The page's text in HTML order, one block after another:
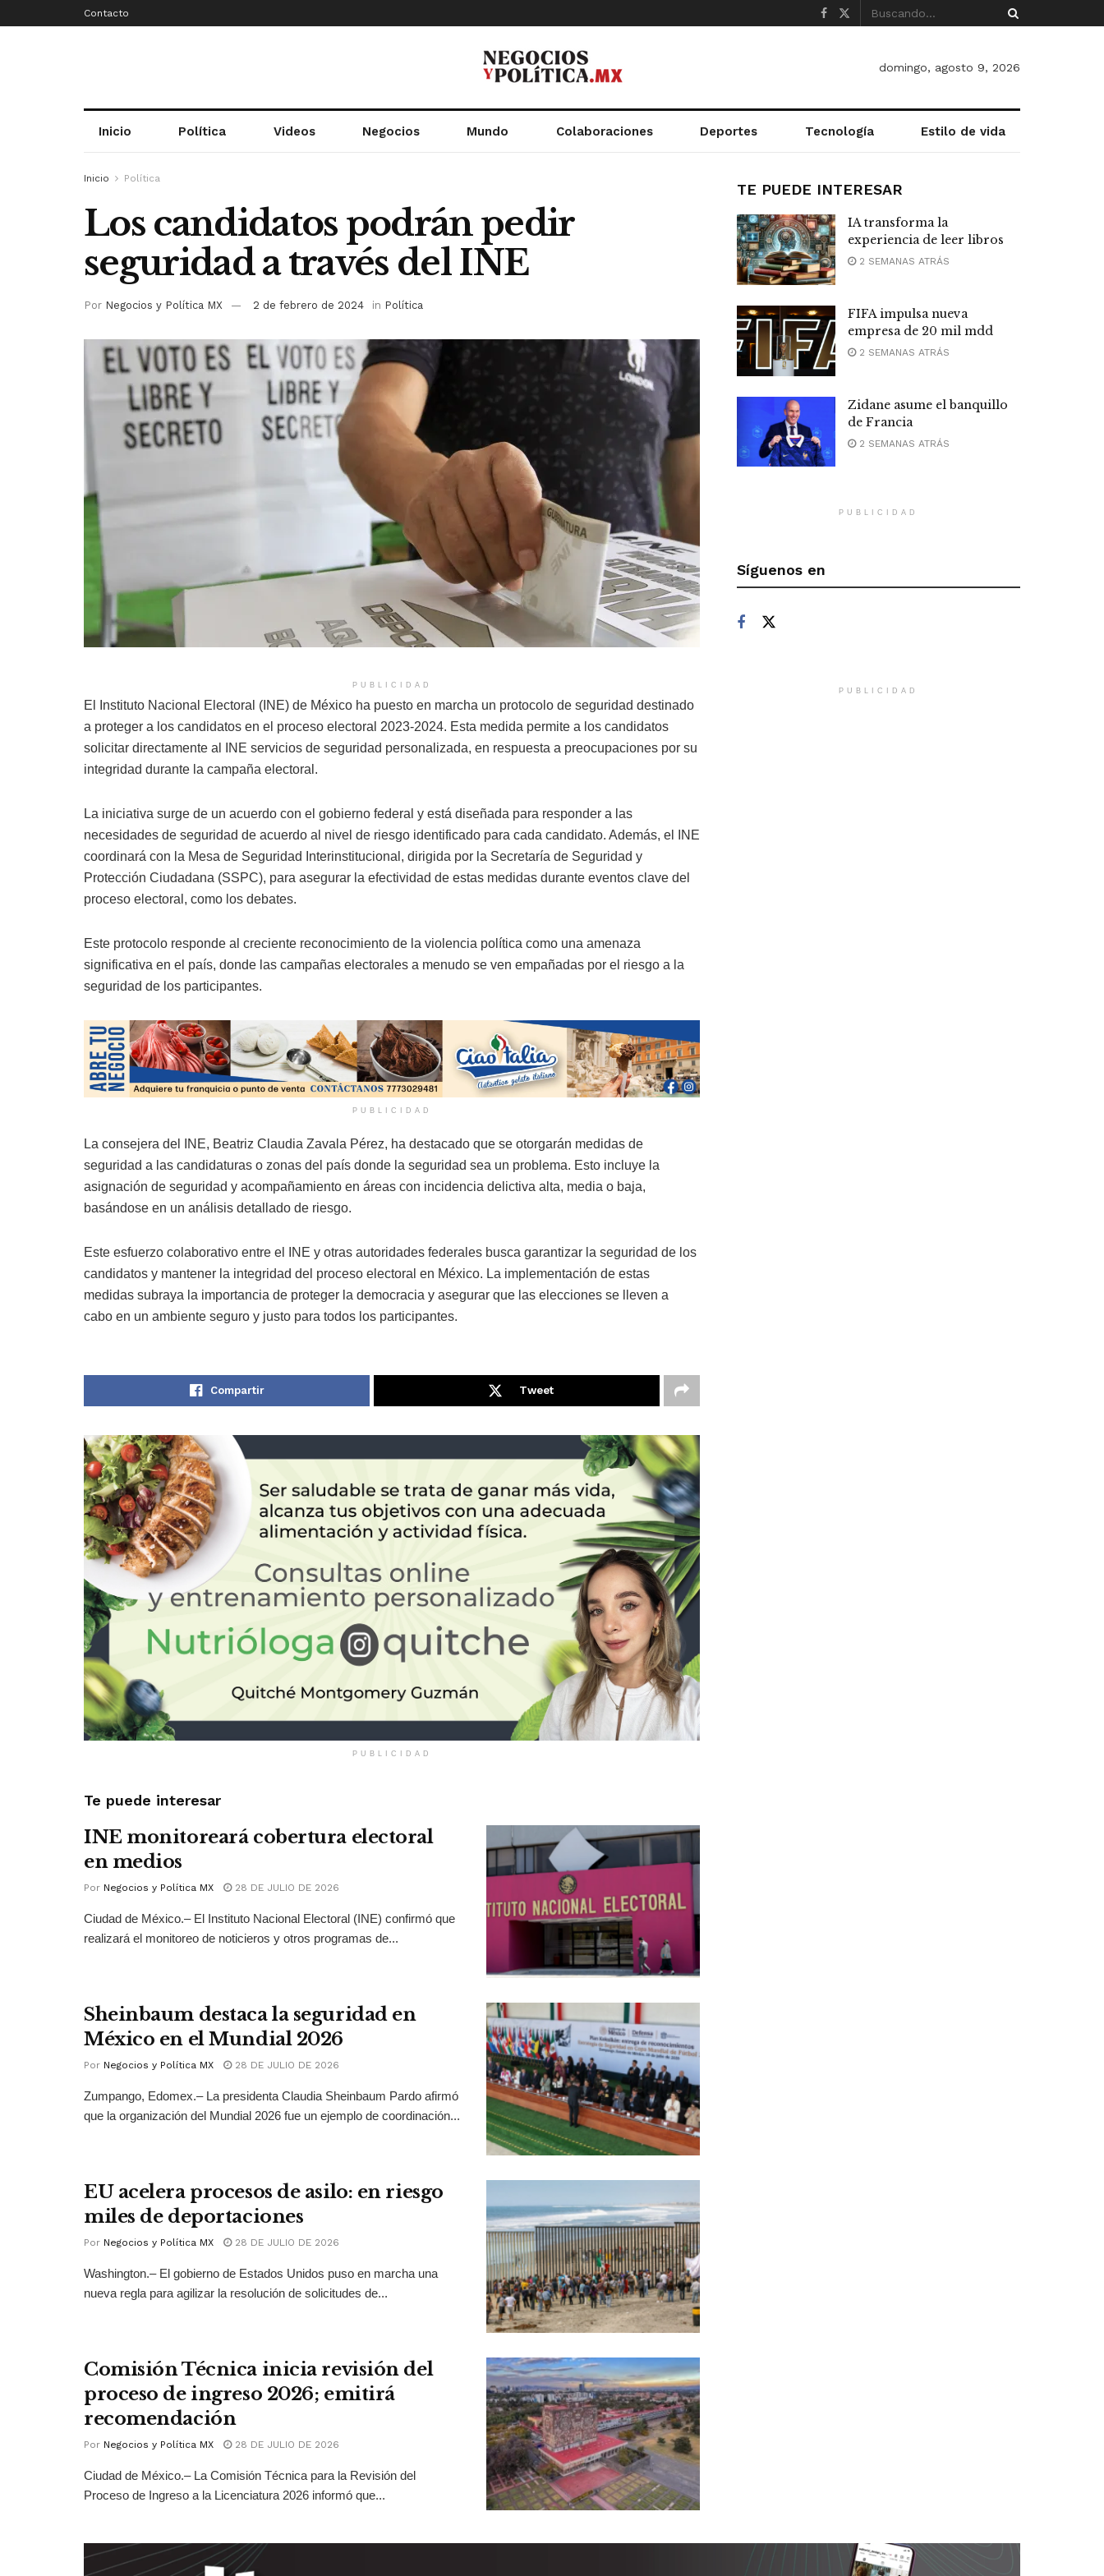
Contacto
domingo, agosto 9, 2026
Inicio Política Videos Negocios Mundo Colaboraciones Deportes Tecnología Estilo de vida
Inicio Política
Los candidatos podrán pedir
seguridad a través del INE
Por Negocios y Política MX 2 de febrero de 2024 in Política
PUBLICIDAD
El Instituto Nacional Electoral (INE) de México ha puesto en marcha un protocolo de seguridad destinado
a proteger a los candidatos en el proceso electoral 2023-2024. Esta medida permite a los candidatos
solicitar directamente al INE servicios de seguridad personalizada, en respuesta a preocupaciones por su
integridad durante la campaña electoral.
La iniciativa surge de un acuerdo con el gobierno federal y está diseñada para responder a las
necesidades de seguridad de acuerdo al nivel de riesgo identificado para cada candidato. Además, el INE
coordinará con la Mesa de Seguridad Interinstitucional, dirigida por la Secretaría de Seguridad y
Protección Ciudadana (SSPC), para asegurar la efectividad de estas medidas durante eventos clave del
proceso electoral, como los debates​​​​​​.
Este protocolo responde al creciente reconocimiento de la violencia política como una amenaza
significativa en el país, donde las campañas electorales a menudo se ven empañadas por el riesgo a la
seguridad de los participantes.
PUBLICIDAD
La consejera del INE, Beatriz Claudia Zavala Pérez, ha destacado que se otorgarán medidas de
seguridad a las candidaturas o zonas del país donde la seguridad sea un problema. Esto incluye la
asignación de seguridad y acompañamiento en áreas con incidencia delictiva alta, media o baja,
basándose en un análisis detallado de riesgo​​​​.
Este esfuerzo colaborativo entre el INE y otras autoridades federales busca garantizar la seguridad de los
candidatos y mantener la integridad del proceso electoral en México. La implementación de estas
medidas subraya la importancia de proteger la democracia y asegurar que las elecciones se lleven a
cabo en un ambiente seguro y justo para todos los participantes.
Compartir Tweet
PUBLICIDAD
Te puede interesar
INE monitoreará cobertura electoral
en medios
Por Negocios y Política MX 28 DE JULIO DE 2026
Ciudad de México.– El Instituto Nacional Electoral (INE) confirmó que
realizará el monitoreo de noticieros y otros programas de...
Sheinbaum destaca la seguridad en
México en el Mundial 2026
Por Negocios y Política MX 28 DE JULIO DE 2026
Zumpango, Edomex.– La presidenta Claudia Sheinbaum Pardo afirmó
que la organización del Mundial 2026 fue un ejemplo de coordinación...
EU acelera procesos de asilo: en riesgo
miles de deportaciones
Por Negocios y Política MX 28 DE JULIO DE 2026
Washington.– El gobierno de Estados Unidos puso en marcha una
nueva regla para agilizar la resolución de solicitudes de...
Comisión Técnica inicia revisión del
proceso de ingreso 2026; emitirá
recomendación
Por Negocios y Política MX 28 DE JULIO DE 2026
Ciudad de México.– La Comisión Técnica para la Revisión del
Proceso de Ingreso a la Licenciatura 2026 informó que...
TE PUEDE INTERESAR
IA transforma la
experiencia de leer libros
2 SEMANAS ATRÁS
FIFA impulsa nueva
empresa de 20 mil mdd
2 SEMANAS ATRÁS
Zidane asume el banquillo
de Francia
2 SEMANAS ATRÁS
PUBLICIDAD
Síguenos en
PUBLICIDAD